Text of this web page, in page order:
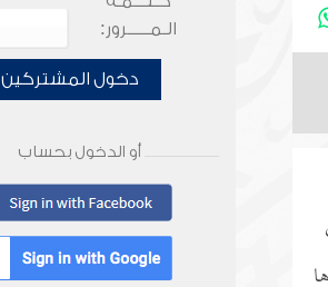
الـمـــــرور:
دخول المشتركين
أو الدخول بحساب